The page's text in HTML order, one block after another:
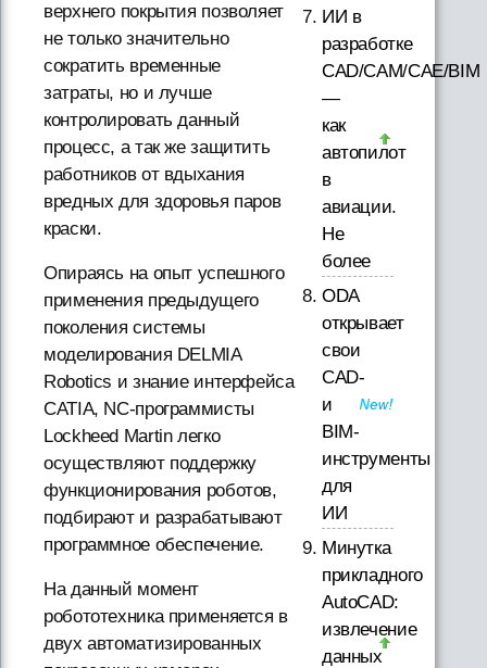
верхнего покрытия позволяет
не только значительно
сократить временные
затраты, но и лучше
контролировать данный
процесс, а так же защитить
работников от вдыхания
вредных для здоровья паров
краски.
Опираясь на опыт успешного
применения предыдущего
поколения системы
моделирования DELMIA
Robotics и знание интерфейса
CATIA, NC-программисты
Lockheed Martin легко
осуществляют поддержку
функционирования роботов,
подбирают и разрабатывают
программное обеспечение.
На данный момент
робототехника применяется в
двух автоматизированных
ИИ в
разработке
CAD/CAM/CAE/BIM
—
как
автопилот
в
авиации.
Не
более
ODA
открывает
свои
CAD-
и
BIM-
инструменты
для
ИИ
Минутка
прикладного
AutoCAD:
извлечение
данных